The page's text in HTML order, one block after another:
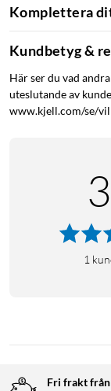
(6500 K) för
Enkel
Magnetfästet gör
laddning. Det
Ljusflöde: 270 lm
Färgtemperatur:
Färgåtergivning:
Spridningsvinkel:
Sensor: Rörelse
Livslängd: 25 000 h
Komplettera
Kundbetyg &
Här ser du vad
uteslutande av
www.kjell.com/se/
3
1
Fri frakt